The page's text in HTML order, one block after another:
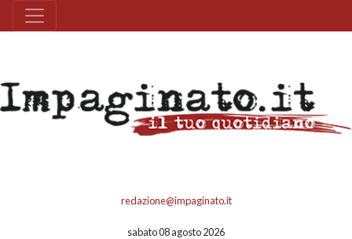
redazione@impaginato.it
sabato 08 agosto 2026